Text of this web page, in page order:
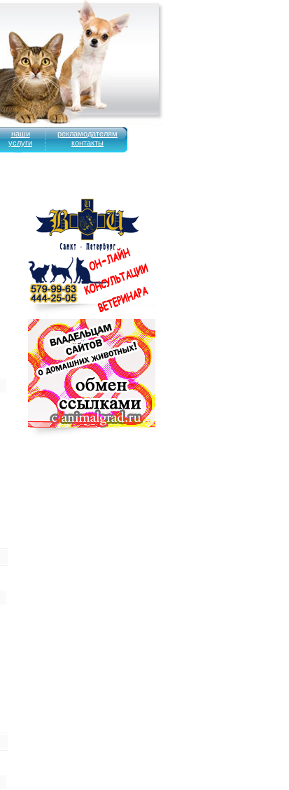
наши
услуги
рекламодателям
контакты